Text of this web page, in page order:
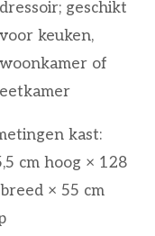
dressoir; geschikt
voor keuken,
woonkamer of
eetkamer
kast:
cm hoog × 128
× 55 cm